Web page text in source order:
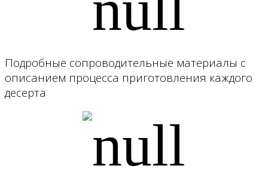
Подробные сопроводительные материалы с
описанием процесса приготовления каждого
десерта